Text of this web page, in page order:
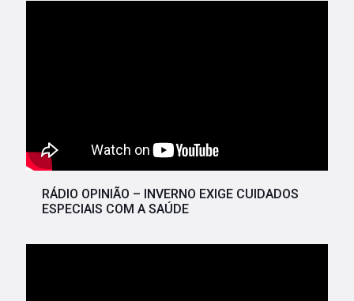
RÁDIO OPINIÃO – INVERNO EXIGE CUIDADOS
ESPECIAIS COM A SAÚDE